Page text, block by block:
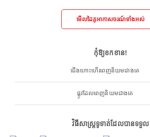
មើលដៃគូអាកាសចរណ៍ទាំងអស់
កុំឱ្យខកខាន!
ជើងហោះហើរពេញនិយមជាងគេ
ផ្លូវដែលពេញនិយមជាងគេ
វិធីសាស្ត្រទូទាត់ដែលបានទទួល